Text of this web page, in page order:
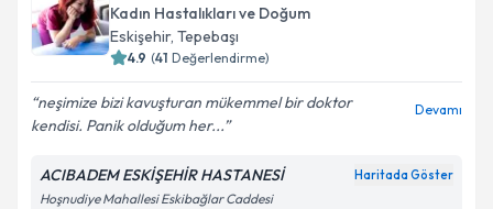
Kadın Hastalıkları ve Doğum
Eskişehir, Tepebaşı
4.9 (41 Değerlendirme)
neşimize bizi kavuşturan mükemmel bir doktor
kendisi. Panik olduğum her...
Devamı
ACIBADEM ESKİŞEHİR HASTANESİ Haritada Göster
Hoşnudiye Mahallesi Eskibağlar Caddesi